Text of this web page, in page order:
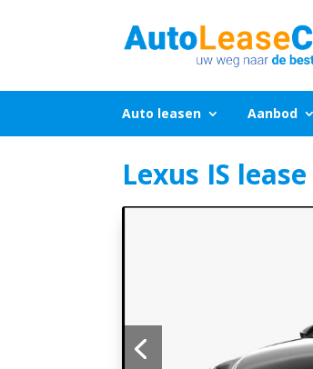
Auto leasen Aanbod
Lexus IS lease